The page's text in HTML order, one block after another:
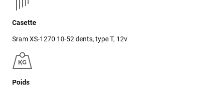
Casette
Sram XS-1270 10-52 dents, type T, 12v
Poids